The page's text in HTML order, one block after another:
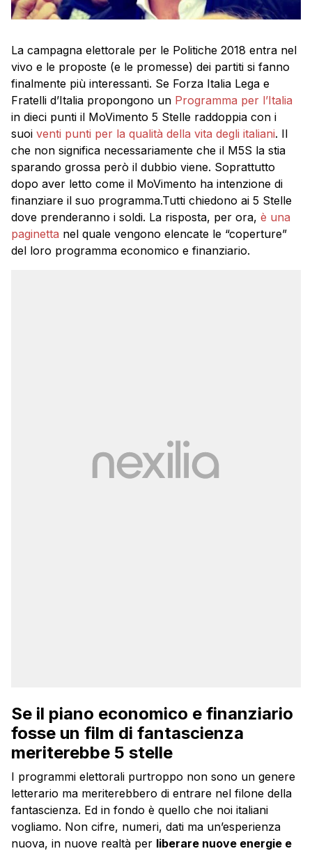
La campagna elettorale per le Politiche 2018 entra nel
vivo e le proposte (e le promesse) dei partiti si fanno
finalmente più interessanti. Se Forza Italia Lega e
Fratelli d’Italia propongono un Programma per l’Italia
in dieci punti il MoVimento 5 Stelle raddoppia con i
suoi venti punti per la qualità della vita degli italiani. Il
che non significa necessariamente che il M5S la stia
sparando grossa però il dubbio viene. Soprattutto
dopo aver letto come il MoVimento ha intenzione di
finanziare il suo programma.Tutti chiedono ai 5 Stelle
dove prenderanno i soldi. La risposta, per ora, è una
paginetta nel quale vengono elencate le “coperture”
del loro programma economico e finanziario.
Se il piano economico e finanziario
fosse un film di fantascienza
meriterebbe 5 stelle
I programmi elettorali purtroppo non sono un genere
letterario ma meriterebbero di entrare nel filone della
fantascienza. Ed in fondo è quello che noi italiani
vogliamo. Non cifre, numeri, dati ma un’esperienza
nuova, in nuove realtà per liberare nuove energie e